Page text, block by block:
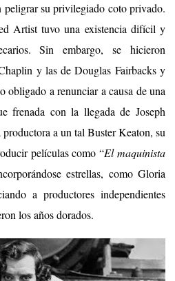
peligrar su privilegiado coto privado.
Artist tuvo una existencia difícil y
Sin embargo, se hicieron
y las de Douglas Fairbacks y
a renunciar a causa de una
frenada con la llegada de Joseph
a un tal Buster Keaton, su
películas como “El maquinista
estrellas, como Gloria
a productores independientes
los años dorados.